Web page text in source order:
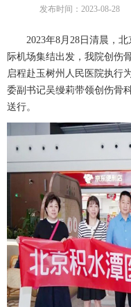
发布时间：2023-08-28
2023年8月 28 日清晨，北
际机场集结出发，我院创伤
启程赴玉树州人民医院执行
委副书记吴缦莉带领创伤骨
送行。